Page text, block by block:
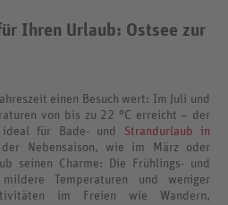
Ihren Urlaub: Ostsee zur
einen Besuch wert: Im Juli und
von bis zu 22 °C erreicht – der
ideal für Bade- und
Strandurlaub in
Nebensaison, wie im März oder
seinen Charme: Die Frühlings- und
Temperaturen und weniger
im Freien wie Wandern,